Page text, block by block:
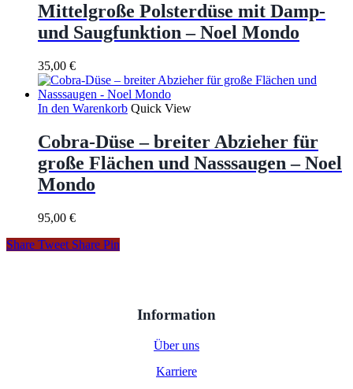
Mittelgroße Polsterdüse mit Damp-
und Saugfunktion – Noel Mondo
35,00 €
In den Warenkorb Quick View
Cobra-Düse – breiter Abzieher für
große Flächen und Nasssaugen – Noel
Mondo
95,00 €
Share Tweet Share Pin
Information
Über uns
Karriere